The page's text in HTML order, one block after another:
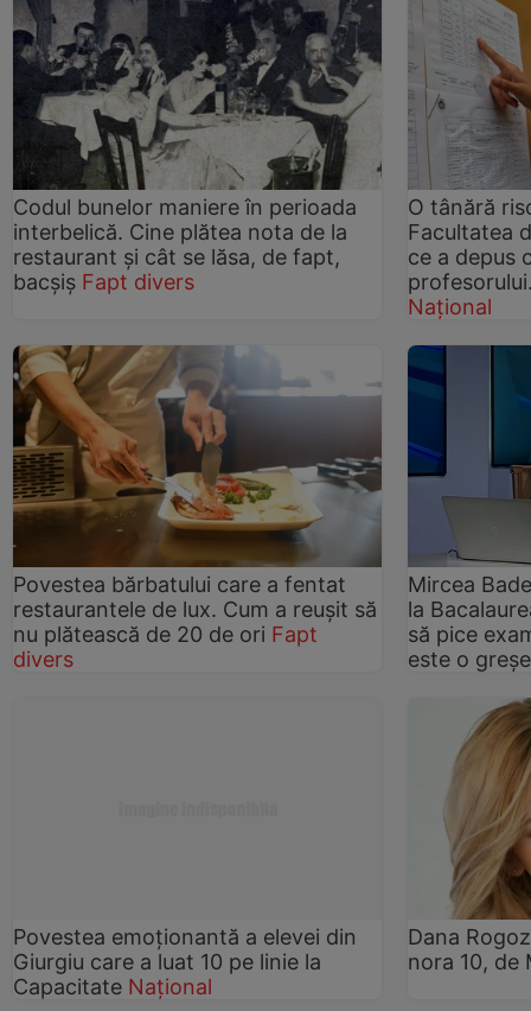
Codul bunelor maniere în perioada
interbelică. Cine plătea nota de la
restaurant și cât se lăsa, de fapt,
bacșiș Fapt divers
O tânără
Facultatea
ce a depus
Național
Povestea bărbatului care a fentat
restaurantele de lux. Cum a reușit să
nu plătească de 20 de ori Fapt
divers
Mircea
la
să pice
este o
Povestea emoționantă a elevei din
Giurgiu care a luat 10 pe linie la
Capacitate Național
Dana
nora 10, de